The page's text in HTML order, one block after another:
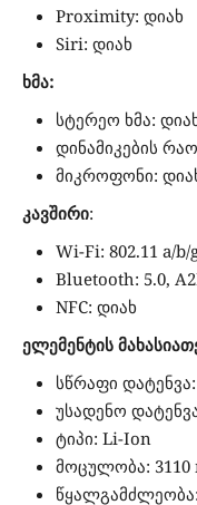
Proximity: დიახ
Siri: დიახ
ხმა:
სტერეო ხმა:
დინამიკების
მიკროფონი:
კავშირი:
Wi-Fi: 802.11 a/b/
Bluetooth: 5.0,
NFC: დიახ
ელემენტის
სწრაფი
უსადენო
ტიპი: Li-Ion
მოცულობა: 3110